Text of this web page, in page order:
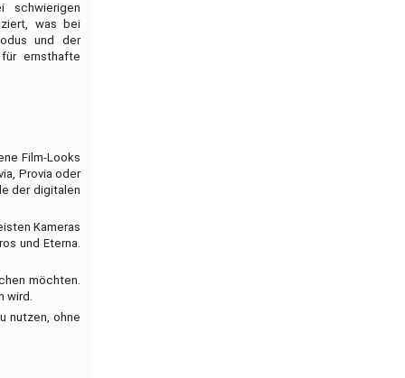
schwierigen
was bei
und der
ernsthafte
Film-Looks
Provia oder
der digitalen
Kameras
und Eterna.
möchten.
wird.
nutzen, ohne